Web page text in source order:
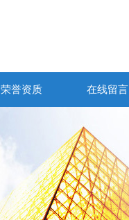
荣誉资质 在线留言